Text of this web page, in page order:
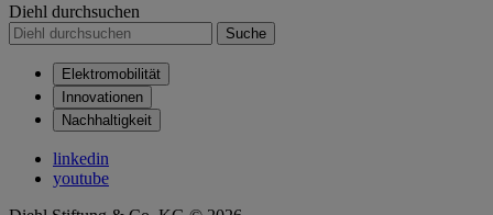
Diehl durchsuchen
Suche
Elektromobilität
Innovationen
Nachhaltigkeit
linkedin
youtube